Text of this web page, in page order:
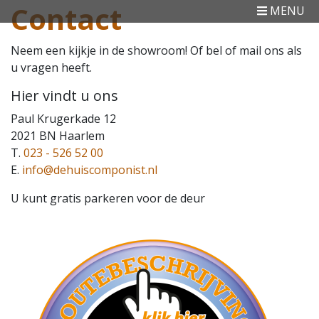
MENU
Contact
Neem een kijkje in de showroom! Of bel of mail ons als
u vragen heeft.
Hier vindt u ons
Paul Krugerkade 12
2021 BN Haarlem
T. 023 - 526 52 00
E. info@dehuiscomponist.nl
U kunt gratis parkeren voor de deur